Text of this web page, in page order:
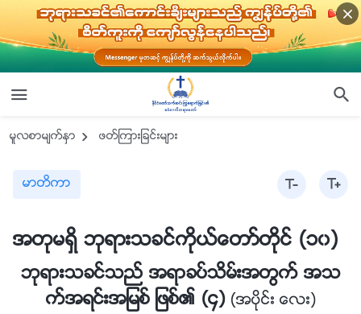
မူလစာမ်က္ႏွာ ဖတ္ၾကားျခင္းမ်ား
မာတိကာ
အတုမရွိ ဘုရားသခင္ကိုယ္ေတာ္တိုင္ (၁၀)
ဘုရားသခင္သည္ အရာခပ္သိမ္းအတြက္ အသ
က္အရင္းအျမစ္ ျဖစ္၏ (၄) (အပိုင္း ေလး)